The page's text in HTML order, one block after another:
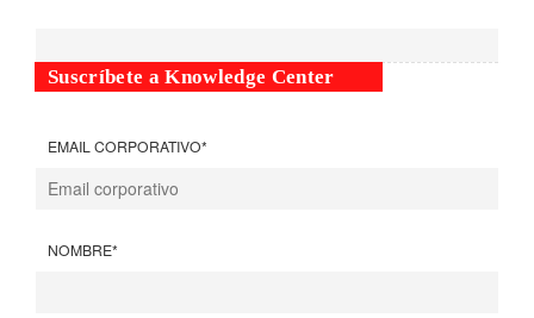
Suscríbete a Knowledge Center
EMAIL CORPORATIVO*
NOMBRE*